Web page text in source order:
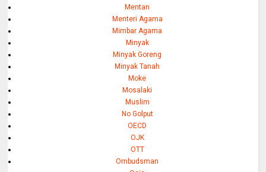
Mentan
Menteri Agama
Mimbar Agama
Minyak
Minyak Goreng
Minyak Tanah
Moke
Mosalaki
Muslim
No Golput
OECD
OJK
OTT
Ombudsman